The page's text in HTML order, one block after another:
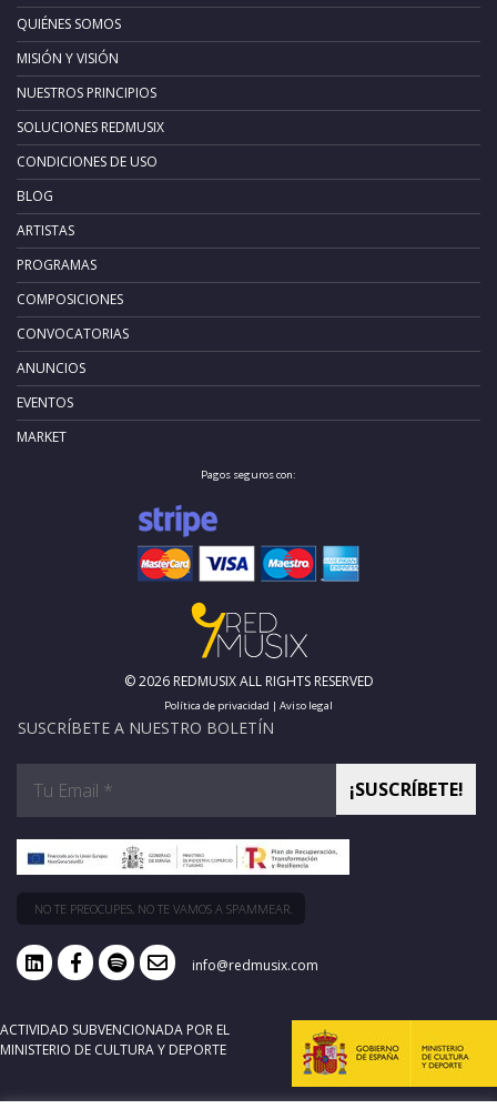
QUIÉNES SOMOS
MISIÓN Y VISIÓN
NUESTROS PRINCIPIOS
SOLUCIONES REDMUSIX
CONDICIONES DE USO
BLOG
ARTISTAS
PROGRAMAS
COMPOSICIONES
CONVOCATORIAS
ANUNCIOS
EVENTOS
MARKET
Pagos seguros con:
© 2026 REDMUSIX ALL RIGHTS RESERVED
Política de privacidad | Aviso legal
SUSCRÍBETE A NUESTRO BOLETÍN
NO TE PREOCUPES, NO TE VAMOS A SPAMMEAR.
info@redmusix.com
ACTIVIDAD SUBVENCIONADA POR EL
MINISTERIO DE CULTURA Y DEPORTE